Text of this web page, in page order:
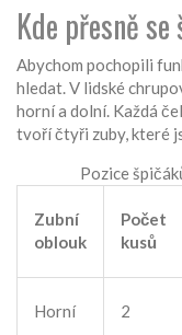
Kde přesně
Abychom pochopili
hledat. V lidské
horní a dolní. Každá
tvoří čtyři zuby, které
Pozice
Zubní
oblouk
Počet
kusů
Horní 2